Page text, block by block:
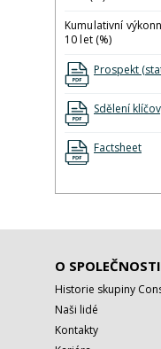
Kumulativní
10 let (%)
Prospekt
Sdělení
Factsheet
O SPOLEČNOSTI
Historie skupiny
Naši lidé
Kontakty